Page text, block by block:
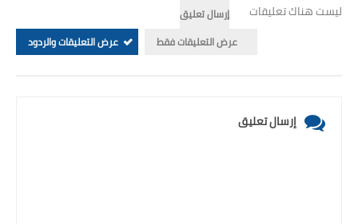
ليست هناك تعليقات
إرسال تعليق
عرض التعليقات فقط
عرض التعليقات والردود
إرسال تعليق